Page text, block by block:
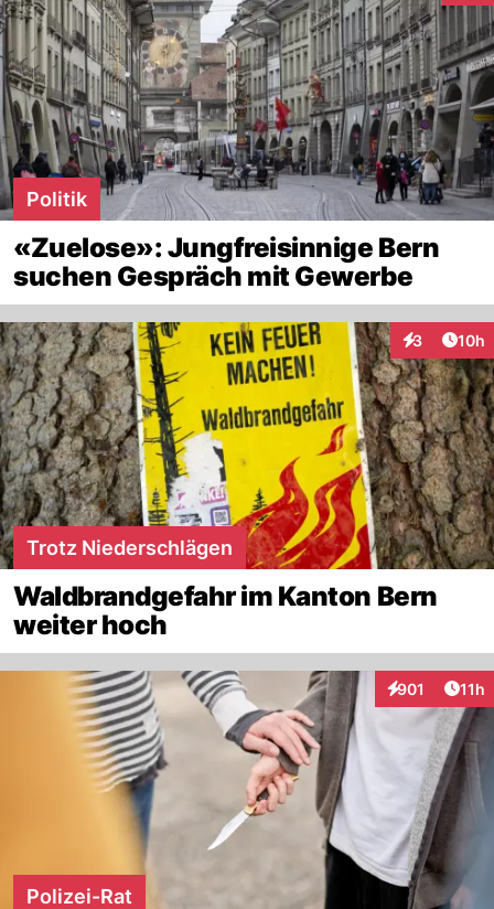
Politik
«Zuelose»: Jungfreisinnige Bern
suchen Gespräch mit Gewerbe
3
Interaktionen
10h
Trotz Niederschlägen
Waldbrandgefahr im Kanton Bern
weiter hoch
901
Interaktionen
11h
Polizei-Rat